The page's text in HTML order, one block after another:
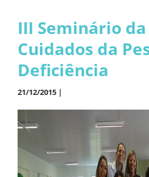
III Seminário da
Cuidados da
Deficiência
21/12/2015 |